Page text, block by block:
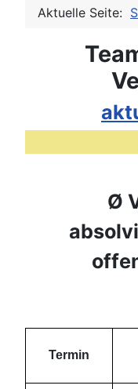
Aktuelle Seite:
Ø
Termin